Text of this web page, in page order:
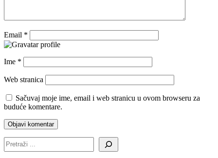
Email *
Ime *
Web stranica
Sačuvaj moje ime, email i web stranicu u ovom browseru za
buduće komentare.